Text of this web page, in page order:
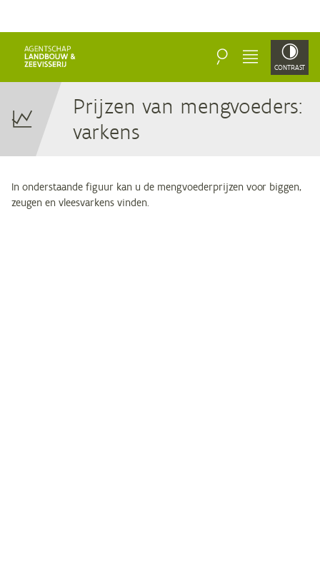
ZOEKEN MENU CONTRAST
Prij­zen van meng­voe­ders:
varkens
In onderstaande figuur kan u de mengvoederprijzen voor biggen,
zeugen en vleesvarkens vinden.